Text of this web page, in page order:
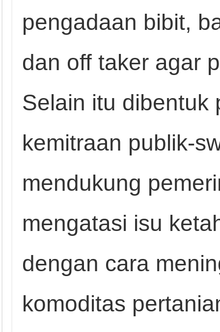
pengadaan bibit,
dan off taker agar
Selain itu dibentuk
kemitraan publik-
mendukung
mengatasi isu
dengan cara
komoditas